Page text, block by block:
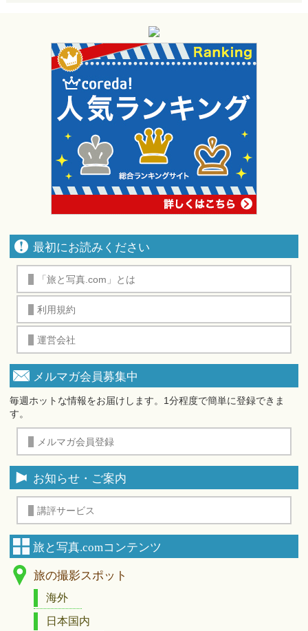
最初にお読みください
「旅と写真.com」とは
利用規約
運営会社
メルマガ会員募集中
毎週ホットな情報をお届けします。1分程度で簡単に登録できま
す。
メルマガ会員登録
お知らせ・ご案内
講評サービス
旅と写真.comコンテンツ
旅の撮影スポット
海外
日本国内